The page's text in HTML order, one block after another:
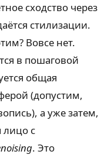
сходство через
стилизации.
Вовсе нет.
в пошаговой
общая
(допустим,
а уже затем,
лицо с
. Это